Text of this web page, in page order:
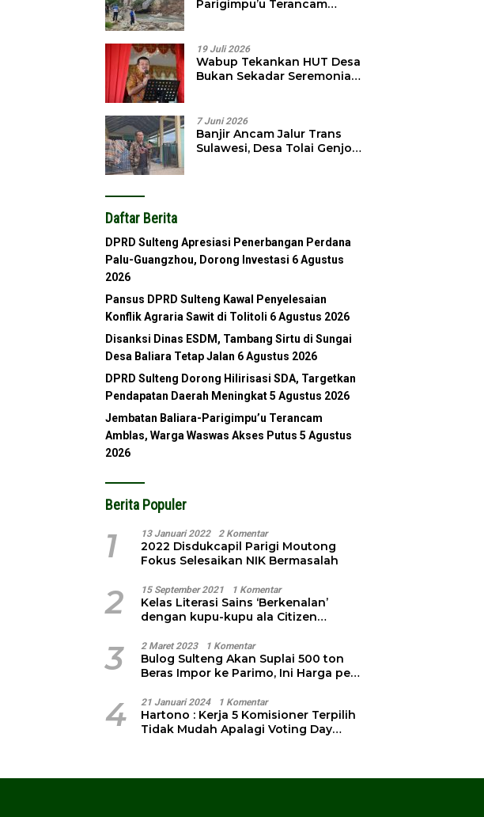
Parigimpu’u Terancam
19 Juli 2026
Wabup Tekankan HUT Desa
Bukan Sekadar Seremonial,
7 Juni 2026
Banjir Ancam Jalur Trans
Sulawesi, Desa Tolai Genjot
Daftar Berita
DPRD Sulteng Apresiasi Penerbangan Perdana
Palu-Guangzhou, Dorong Investasi 6 Agustus
2026
Pansus DPRD Sulteng Kawal Penyelesaian
Konflik Agraria Sawit di Tolitoli 6 Agustus 2026
Disanksi Dinas ESDM, Tambang Sirtu di Sungai
Desa Baliara Tetap Jalan 6 Agustus 2026
DPRD Sulteng Dorong Hilirisasi SDA, Targetkan
Pendapatan Daerah Meningkat 5 Agustus 2026
Jembatan Baliara-Parigimpu’u Terancam
Amblas, Warga Waswas Akses Putus 5 Agustus
2026
Berita Populer
1 13 Januari 2022 2 Komentar
2022 Disdukcapil Parigi Moutong
Fokus Selesaikan NIK Bermasalah
2 15 September 2021 1 Komentar
Kelas Literasi Sains ‘Berkenalan’
dengan kupu-kupu ala Citizen
3 2 Maret 2023 1 Komentar
Bulog Sulteng Akan Suplai 500 ton
Beras Impor ke Parimo, Ini Harga per
4 21 Januari 2024 1 Komentar
Hartono : Kerja 5 Komisioner Terpilih
Tidak Mudah Apalagi Voting Day